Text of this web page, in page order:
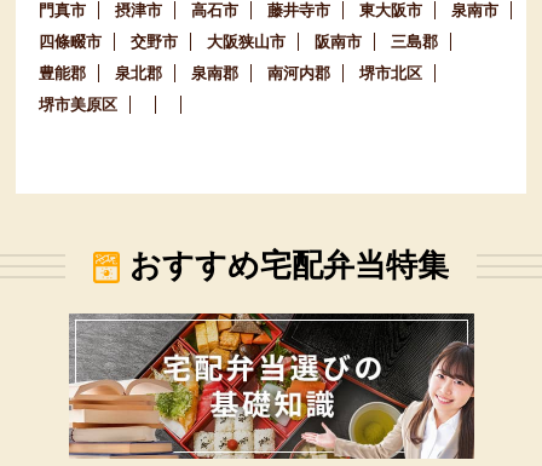
門真市
摂津市 高石市 藤井寺市 東大阪市
泉南市
四條畷市
交野市 大阪狭山市 阪南市
三島郡
豊能郡
泉北郡 泉南郡 南河内郡
堺市北区
堺市美原区
おすすめ宅配弁当特集